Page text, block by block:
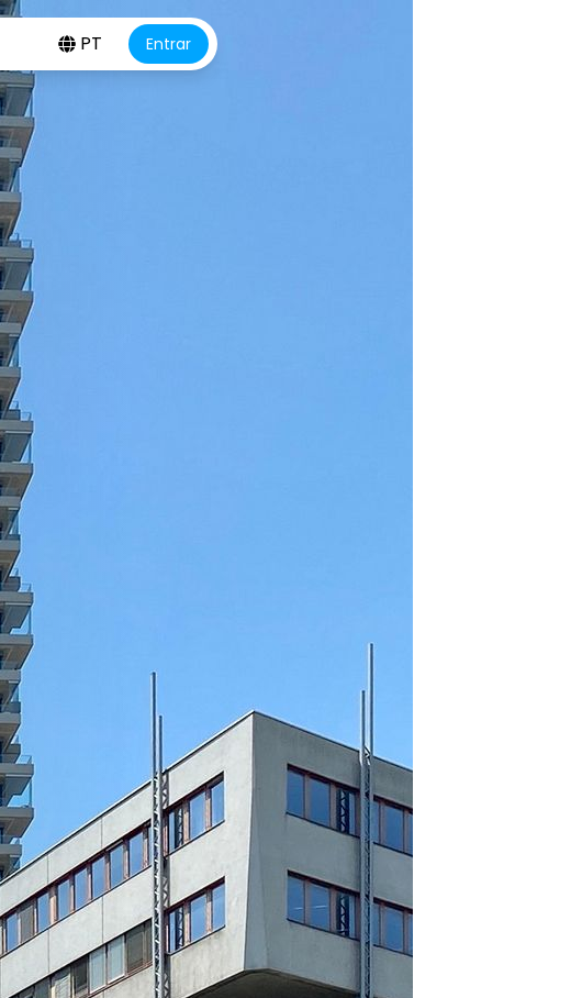
PT Entrar